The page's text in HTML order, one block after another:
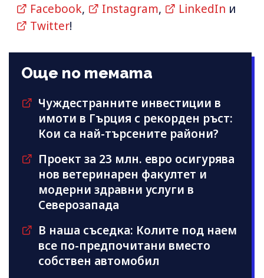
Facebook, Instagram, LinkedIn и
Twitter!
Още по темата
Чуждестранните инвестиции в
имоти в Гърция с рекорден ръст:
Кои са най-търсените райони?
Проект за 23 млн. евро осигурява
нов ветеринарен факултет и
модерни здравни услуги в
Северозапада
В наша съседка: Колите под наем
все по-предпочитани вместо
собствен автомобил